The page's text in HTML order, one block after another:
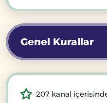
Genel Kurallar
207 kanal